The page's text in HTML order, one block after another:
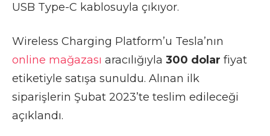
USB Type-C kablosuyla çıkıyor.
Wireless Charging Platform’u Tesla’nın
online mağazası aracılığıyla 300 dolar fiyat
etiketiyle satışa sunuldu. Alınan ilk
siparişlerin Şubat 2023’te teslim edileceği
açıklandı.